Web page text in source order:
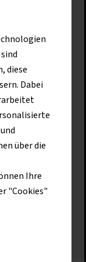
18 Jahre,
oder
und die
diese
Dabei
über die
Ihre
"Cookies"